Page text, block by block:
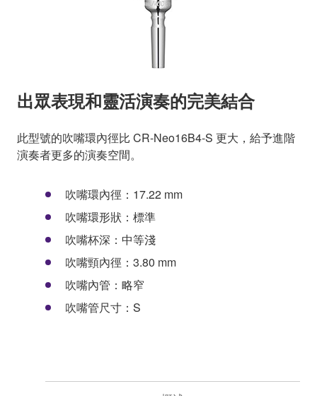
出眾表現和靈活演奏的完美結合
此型號的吹嘴環內徑比 CR-Neo16B4-S 更大，給予進階
演奏者更多的演奏空間。
吹嘴環內徑：17.22 mm
吹嘴環形狀：標準
吹嘴杯深：中等淺
吹嘴頸內徑：3.80 mm
吹嘴內管：略窄
吹嘴管尺寸：S